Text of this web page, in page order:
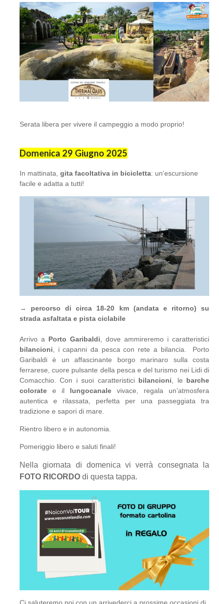
Serata libera per vivere il campeggio a modo proprio!
Domenica 29 Giugno 2025
In mattinata, gita facoltativa in bicicletta: un'escursione
facile e adatta a tutti!
→ percorso di circa 18-20 km (andata e ritorno) su
strada asfaltata e pista ciclabile
Arrivo a Porto Garibaldi, dove ammireremo i caratteristici
bilancioni, i capanni da pesca con rete a bilancia. Porto
Garibaldi è un affascinante borgo marinaro sulla costa
ferrarese, cuore pulsante della pesca e del turismo nei Lidi di
Comacchio. Con i suoi caratteristici bilancioni, le barche
colorate e il lungocanale vivace, regala un’atmosfera
autentica e rilassata, perfetta per una passeggiata tra
tradizione e sapori di mare.
Rientro libero e in autonomia.
Pomeriggio libero e saluti finali!
Nella giornata di domenica vi verrà consegnata la
FOTO RICORDO di questa tappa.
Ci saluteremo poi con un arrivederci a prossime occasioni di